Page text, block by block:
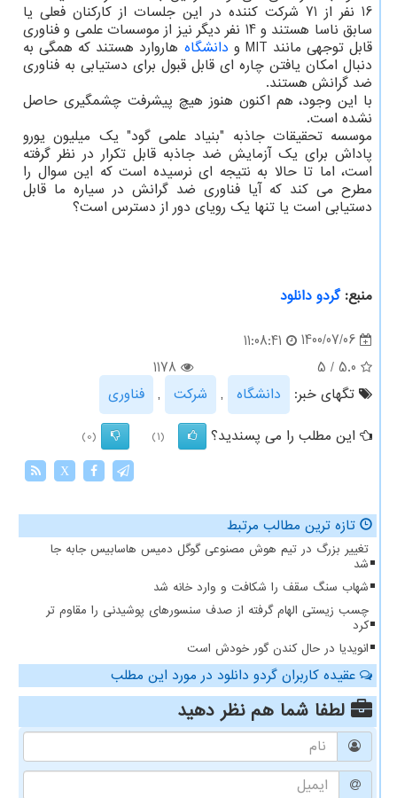
16 نفر از 71 شرکت کننده در این جلسات از کارکنان فعلی یا
سابق ناسا هستند و 14 نفر دیگر نیز از موسسات علمی و فناوری
قابل توجهی مانند MIT و
دانشگاه هاروارد هستند که همگی به
دنبال امکان یافتن چاره ای قابل قبول برای دستیابی به فناوری
ضد گرانش هستند.
با این وجود، هم اکنون هنوز هیچ پیشرفت چشمگیری حاصل
نشده است.
موسسه تحقیقات جاذبه "بنیاد علمی گود" یک میلیون یورو
پاداش برای یک آزمایش ضد جاذبه قابل تکرار در نظر گرفته
است، اما تا حالا به نتیجه ای نرسیده است که این سوال را
مطرح می کند که آیا فناوری ضد گرانش در سیاره ما قابل
دستیابی است یا تنها یک رویای دور از دسترس است؟
منبع:گردو دانلود
1400/07/06
11:08:41
5.0
/
5
1178
تگهای خبر:
دانشگاه , شركت ,
فناوری
این مطلب را می پسندید؟
(1)
(0)
X
تازه ترین مطالب مرتبط
تغییر بزرگ در تیم هوش مصنوعی گوگل دمیس هاسابیس جابه جا
شد
شهاب سنگ سقف را شکافت و وارد خانه شد
چسب زیستی الهام گرفته از صدف سنسورهای پوشیدنی را مقاوم تر
کرد
انویدیا در حال کندن گور خودش است
عقیده کاربران گردو دانلود در مورد این مطلب
لطفا شما همنظر دهید